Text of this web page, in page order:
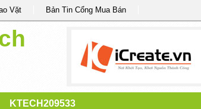
Vặt Bản Tin Cổng Mua Bán
KTECH209533